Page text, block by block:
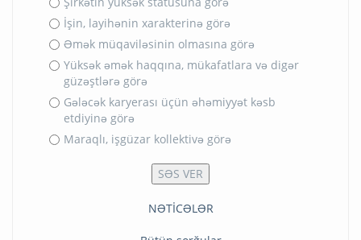
İşin, layihənin xarakterinə görə
Əmək müqaviləsinin olmasına görə
Yüksək əmək haqqına, mükafatlara və digər
güzəştlərə görə
Gələcək karyerası üçün əhəmiyyət kəsb
etdiyinə görə
Maraqlı, işgüzar kollektivə görə
NƏTİCƏLƏR